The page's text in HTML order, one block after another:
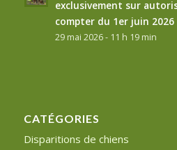
exclusivement sur
compter du 1er juin 2026
29 mai 2026 - 11 h 19 min
CATÉGORIES
Disparitions de chiens